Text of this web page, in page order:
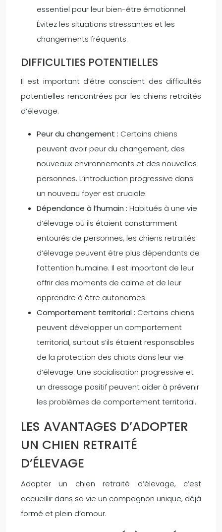
essentiel pour leur bien-être émotionnel.
Évitez les situations stressantes et les
changements fréquents.
DIFFICULTIES POTENTIELLES
Il est important d’être conscient des difficultés
potentielles rencontrées par les chiens retraités
d’élevage.
Peur du changement : Certains chiens
peuvent avoir peur du changement, des
nouveaux environnements et des nouvelles
personnes. L’introduction progressive dans
un nouveau foyer est cruciale.
Dépendance à l’humain : Habitués à une vie
d’élevage où ils étaient constamment
entourés de personnes, les chiens retraités
d’élevage peuvent être plus dépendants de
l’attention humaine. Il est important de leur
offrir des moments de calme et de leur
apprendre à être autonomes.
Comportement territorial : Certains chiens
peuvent développer un comportement
territorial, surtout s’ils étaient responsables
de la protection des chiots dans leur vie
d’élevage. Une socialisation progressive et
un dressage positif peuvent aider à prévenir
les problèmes de comportement territorial.
LES AVANTAGES D’ADOPTER
UN CHIEN RETRAITÉ
D’ÉLEVAGE
Adopter un chien retraité d’élevage, c’est
accueillir dans sa vie un compagnon unique, déjà
formé et plein d’amour.